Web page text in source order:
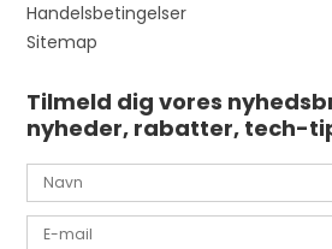
Handelsbetingelser
Sitemap
Tilmeld dig vores
nyheder, rabatter, tech-